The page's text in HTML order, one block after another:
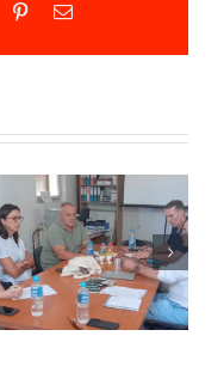
PinterestEmail
Mirovni
aktivisti
napokon